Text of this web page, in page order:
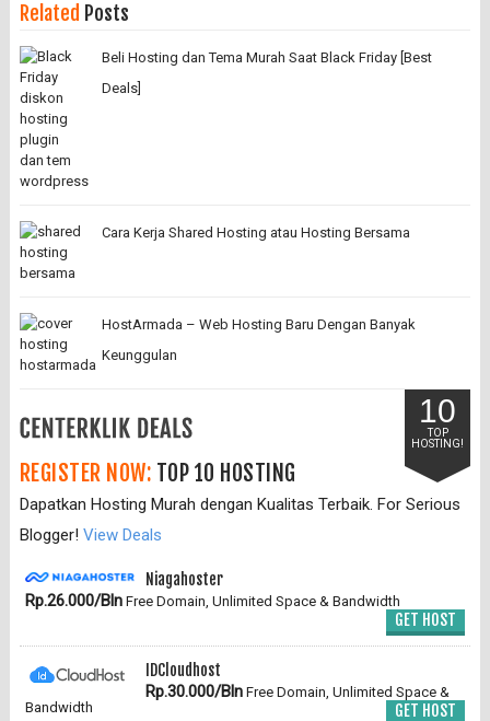
Related Posts
Beli Hosting dan Tema Murah Saat Black Friday [Best
Deals]
Cara Kerja Shared Hosting atau Hosting Bersama
HostArmada – Web Hosting Baru Dengan Banyak
Keunggulan
10
TOP
HOSTING!
REGISTER NOW: TOP 10 HOSTING
Dapatkan Hosting Murah dengan Kualitas Terbaik. For Serious
Blogger! View Deals
Niagahoster
Rp.26.000/BlnFree Domain, Unlimited Space & Bandwidth
GET HOST
IDCloudhost
Rp.30.000/BlnFree Domain, Unlimited Space &
Bandwidth
GET HOST